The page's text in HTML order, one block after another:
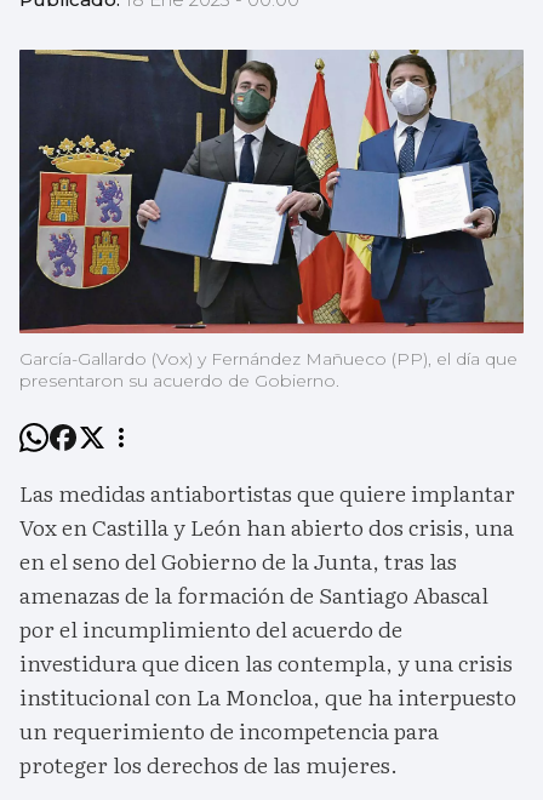
García-Gallardo (Vox) y Fernández Mañueco (PP), el día que
presentaron su acuerdo de Gobierno.
Las medidas antiabortistas que quiere implantar
Vox en Castilla y León han abierto dos crisis, una
en el seno del Gobierno de la Junta, tras las
amenazas de la formación de Santiago Abascal
por el incumplimiento del acuerdo de
investidura que dicen las contempla, y una crisis
institucional con La Moncloa, que ha interpuesto
un requerimiento de incompetencia para
proteger los derechos de las mujeres.